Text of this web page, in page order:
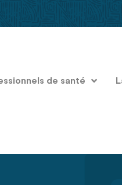
de santé